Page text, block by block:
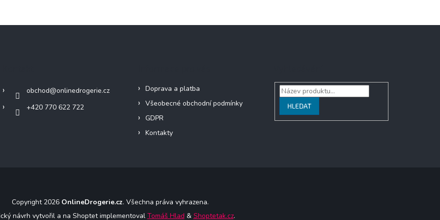
obchod@onlinedrogerie.cz
+420 770 622 722
Doprava a platba
Všeobecné obchodní podmínky
GDPR
Kontakty
HLEDAT
Copyright 2026 OnlineDrogerie.cz. Všechna práva vyhrazena.
návrh vytvořil a na Shoptet implementoval Tomáš Hlad & Shoptetak.cz.